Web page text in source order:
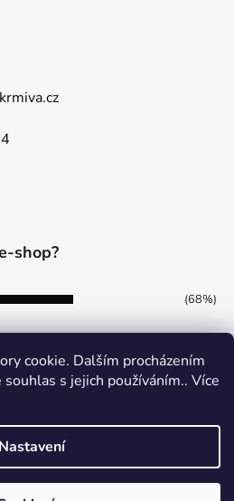
cookie. Dalším procházením
s jejich používáním.. Více
Nastavení
shop?
(68%)
(19%)
Shoptet